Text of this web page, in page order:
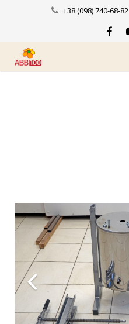
+38 (098) 740-68-82
Контакти